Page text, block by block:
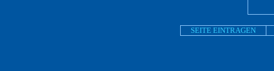
SEITE EINTRAGEN